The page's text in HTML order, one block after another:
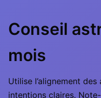
Conseil
mois
Utilise l’alignement
intentions claires.